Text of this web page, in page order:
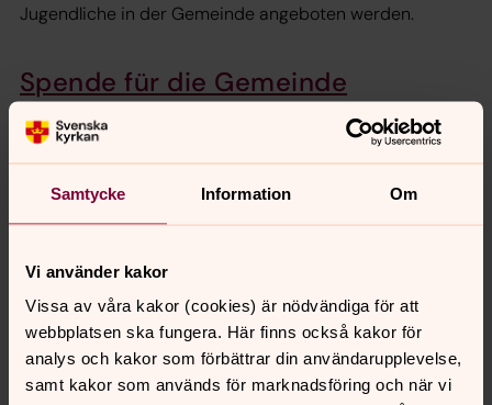
Samtycke Information Om
Vi använder kakor
Vissa av våra kakor (cookies) är nödvändiga för att
webbplatsen ska fungera. Här finns också kakor för
analys och kakor som förbättrar din användarupplevelse,
samt kakor som används för marknadsföring och när vi
Jugendliche in der Gemeinde angeboten werden.
Spende für die Gemeinde
Spende unterstützen möchtest. Einzahlen kannst du sie
auf unser schwedisches oder deutsches Konto oder
auch über Swish.
Valresultat
från tidigare kyrkoval, information om vad som händer
efter kyrkovalet och mandatfördelningen.